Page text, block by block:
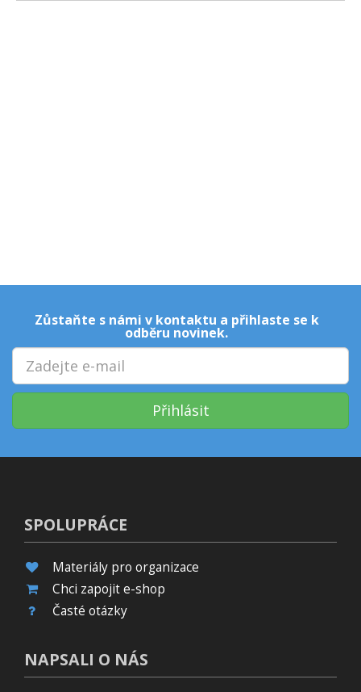
Zůstaňte s námi v kontaktu a přihlaste se k
odběru novinek.
Přihlásit
SPOLUPRÁCE
Materiály pro organizace
Chci zapojit e-shop
Časté otázky
NAPSALI O NÁS